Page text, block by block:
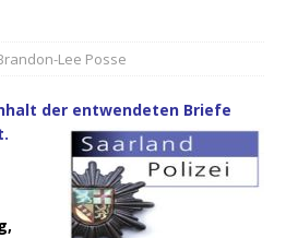
Lee Posse
der entwendeten Briefe